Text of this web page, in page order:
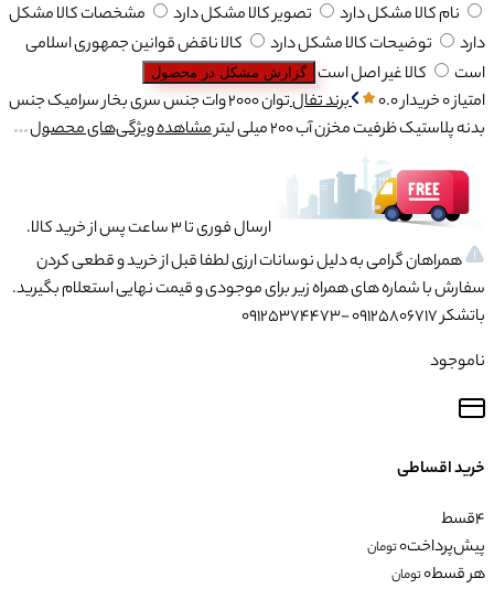
نام کالا مشکل دارد
تصویر کالا مشکل دارد
مشخصات کالا مشکل
دارد
توضیحات کالا مشکل دارد
کالا ناقض قوانین جمهوری اسلامی
است
کالا غیر اصل است گزارش مشکل در محصول
امتیاز 0 خریدار 0.0 برندتفالتوان2000 وات جنس سری بخارسرامیکجنس
بدنهپلاستیکظرفیت مخزن آب200 میلی لیتر مشاهده ویژگی‌های محصول
ارسال فوری تا 3 ساعت پس از خرید کالا.
همراهان گرامی به دلیل نوسانات ارزی لطفا قبل از خرید و قطعی کردن
سفارش با شماره های همراه زیر برای موجودی و قیمت نهایی استعلام بگیرید.
باتشکر 09125806717 -09125374473
ناموجود
خرید اقساطی
4قسط
پیش‌پرداخت0تومان
هر قسط0تومان